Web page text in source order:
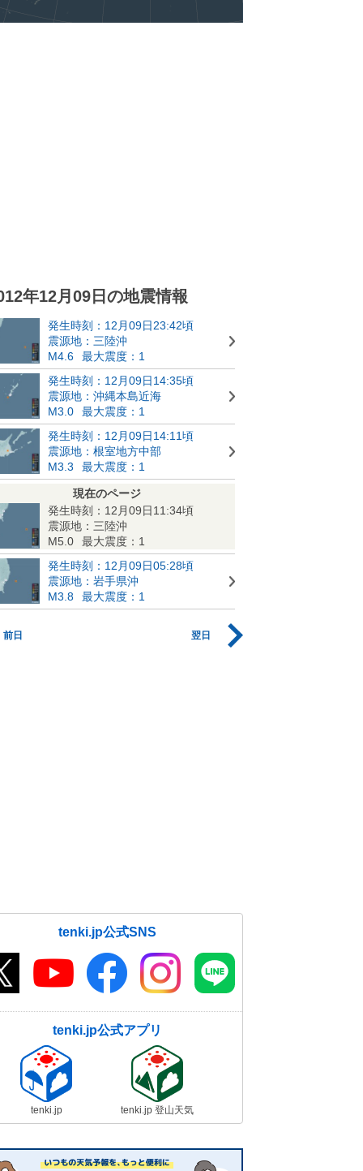
年12月09日の地震情報
発生時刻：12月09日23:42頃
震源地：三陸沖
M4.6
最大震度：1
発生時刻：12月09日14:35頃
震源地：沖縄本島近海
M3.0
最大震度：1
発生時刻：12月09日14:11頃
震源地：根室地方中部
M3.3
最大震度：1
現在のページ
発生時刻：12月09日11:34頃
震源地：三陸沖
M5.0
最大震度：1
発生時刻：12月09日05:28頃
震源地：岩手県沖
M3.8
最大震度：1
前日 翌日
tenki.jp公式SNS
tenki.jp公式アプリ
tenki.jp tenki.jp 登山天気